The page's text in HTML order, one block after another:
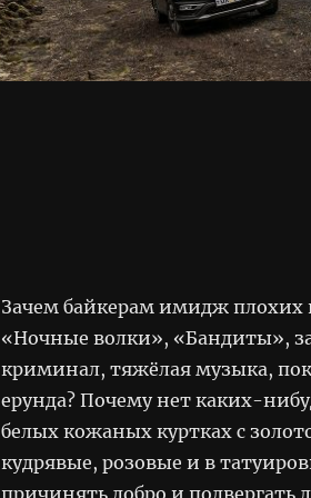
Зачем байкерам имидж плохих
«Ночные волки», «Бандиты»,
криминал, тяжёлая музыка,
ерунда? Почему нет каких-
белых кожаных куртках с
кудрявые, розовые и в
причинять добро и подвергать